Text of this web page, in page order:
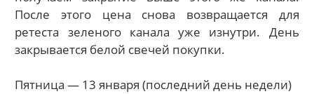
После этого цена снова возвращается для
ретеста зеленого канала уже изнутри. День
закрывается белой свечей покупки.
Пятница — 13 января (последний день недели)